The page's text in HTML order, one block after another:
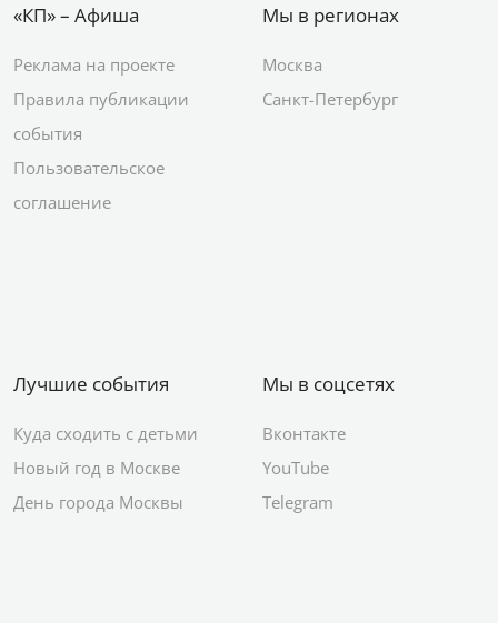
«КП» – Афиша
Реклама на проекте
Правила публикации
события
Пользовательское
соглашение
Мы в регионах
Москва
Санкт-Петербург
Лучшие события
Куда сходить с детьми
Новый год в Москве
День города Москвы
Мы в соцсетях
Вконтакте
YouTube
Telegram